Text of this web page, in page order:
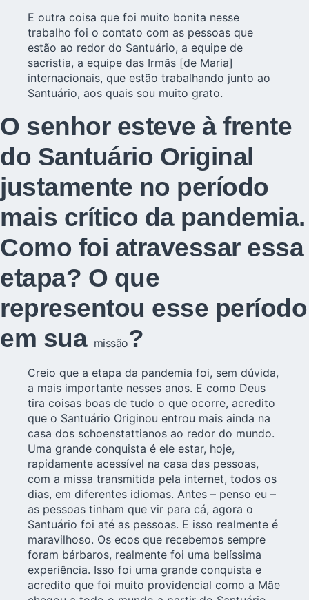
E outra coisa que foi muito bonita nesse
trabalho foi o contato com as pessoas que
estão ao redor do Santuário, a equipe de
sacristia, a equipe das Irmãs [de Maria]
internacionais, que estão trabalhando junto ao
Santuário, aos quais sou muito grato.
O senhor esteve à frente
do Santuário Original
justamente no período
mais crítico da pandemia.
Como foi atravessar essa
etapa? O que
representou esse período
em sua missão?
Creio que a etapa da pandemia foi, sem dúvida,
a mais importante nesses anos. E como Deus
tira coisas boas de tudo o que ocorre, acredito
que o Santuário Originou entrou mais ainda na
casa dos schoenstattianos ao redor do mundo.
Uma grande conquista é ele estar, hoje,
rapidamente acessível na casa das pessoas,
com a missa transmitida pela internet, todos os
dias, em diferentes idiomas. Antes – penso eu –
as pessoas tinham que vir para cá, agora o
Santuário foi até as pessoas. E isso realmente é
maravilhoso. Os ecos que recebemos sempre
foram bárbaros, realmente foi uma belíssima
experiência. Isso foi uma grande conquista e
acredito que foi muito providencial como a Mãe